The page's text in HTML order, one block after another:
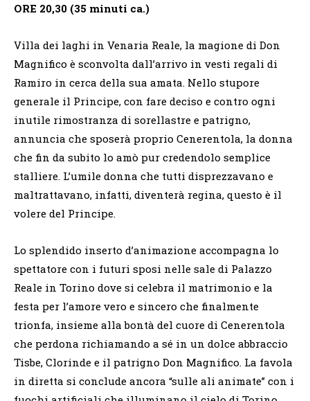
ORE 20,30 (35 minuti ca.)
Villa dei laghi in Venaria Reale, la magione di Don
Magnifico è sconvolta dall’arrivo in vesti regali di
Ramiro in cerca della sua amata. Nello stupore
generale il Principe, con fare deciso e contro ogni
inutile rimostranza di sorellastre e patrigno,
annuncia che sposerà proprio Cenerentola, la donna
che fin da subito lo amò pur credendolo semplice
stalliere. L’umile donna che tutti disprezzavano e
maltrattavano, infatti, diventerà regina, questo è il
volere del Principe.
Lo splendido inserto d’animazione accompagna lo
spettatore con i futuri sposi nelle sale di Palazzo
Reale in Torino dove si celebra il matrimonio e la
festa per l’amore vero e sincero che finalmente
trionfa, insieme alla bontà del cuore di Cenerentola
che perdona richiamando a sé in un dolce abbraccio
Tisbe, Clorinde e il patrigno Don Magnifico. La favola
in diretta si conclude ancora “sulle ali animate” con i